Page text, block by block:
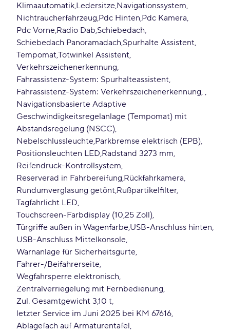
Klimaautomatik Ledersitze Navigationssystem
Nichtraucherfahrzeug Pdc Hinten Pdc Kamera
Pdc Vorne Radio Dab Schiebedach
Schiebedach Panoramadach Spurhalte Assistent
TempomatTotwinkel Assistent
Verkehrszeichenerkennung
Fahrassistenz-System: Spurhalteassistent
Fahrassistenz-System: Verkehrszeichenerkennung,
Navigationsbasierte Adaptive
Geschwindigkeitsregelanlage (Tempomat) mit
Abstandsregelung (NSCC)
Nebelschlussleuchte Parkbremse elektrisch (EPB)
Positionsleuchten LED Radstand 3273 mm
Reifendruck-Kontrollsystem
Reserverad in Fahrbereifung Rückfahrkamera
Rundumverglasung getönt Rußpartikelfilter
Tagfahrlicht LED
Touchscreen-Farbdisplay (10,25 Zoll)
Türgriffe außen in Wagenfarbe USB-Anschluss hinten
USB-Anschluss Mittelkonsole
Warnanlage für Sicherheitsgurte,
Fahrer-/Beifahrerseite
Wegfahrsperre elektronisch
Zentralverriegelung mit Fernbedienung
Zul. Gesamtgewicht 3,10 t
letzter Service im Juni 2025 bei KM 67616
Ablagefach auf Armaturentafel